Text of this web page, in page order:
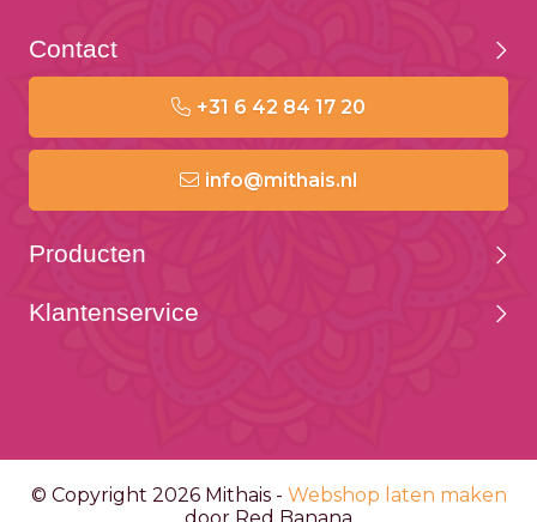
Contact
+31 6 42 84 17 20
info@mithais.nl
Producten
Klantenservice
© Copyright 2026 Mithais - Webshop laten maken